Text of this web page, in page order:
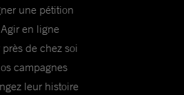
une pétition
Agir en ligne
près de chez soi
campagnes
leur histoire